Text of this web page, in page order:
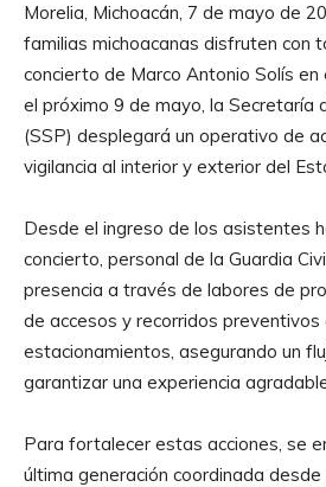
Morelia, Michoacán, 7 de mayo de
familias michoacanas disfruten con
concierto de Marco Antonio Solís en
el próximo 9 de mayo, la Secretaría
(SSP) desplegará un operativo de
vigilancia al interior y exterior del
Desde el ingreso de los asistentes
concierto, personal de la Guardia
presencia a través de labores de
de accesos y recorridos preventivos
estacionamientos, asegurando un
garantizar una experiencia
Para fortalecer estas acciones, se
última generación coordinada desde